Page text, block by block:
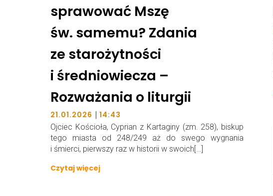
sprawować Mszę
św. samemu? Zdania
ze starożytności
i średniowiecza –
Rozważania o liturgii
21.01.2026 | 14:43
Ojciec Kościoła, Cyprian z Kartaginy (zm. 258), biskup
tego miasta od 248/249 aż do swego wygnania
i śmierci, pierwszy raz w historii w swoich[…]
Czytaj więcej